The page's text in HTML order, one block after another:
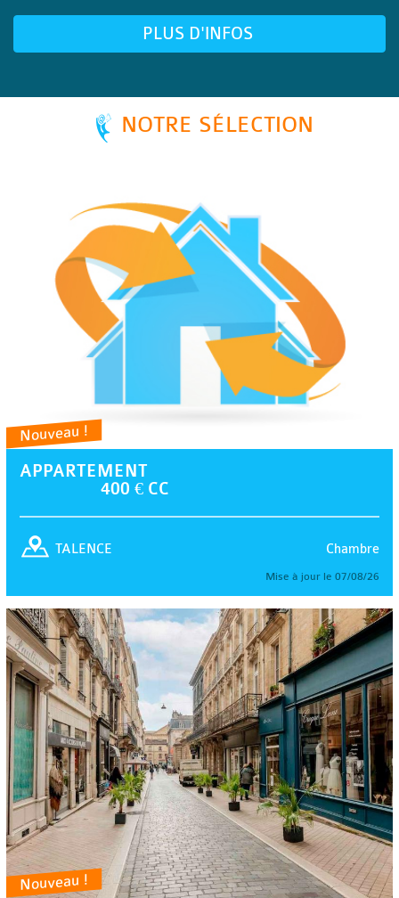
PLUS D'INFOS
NOTRE SÉLECTION
Nouveau !
APPARTEMENT
400 € CC
Chambre
TALENCE
Mise à jour le 07/08/26
Nouveau !